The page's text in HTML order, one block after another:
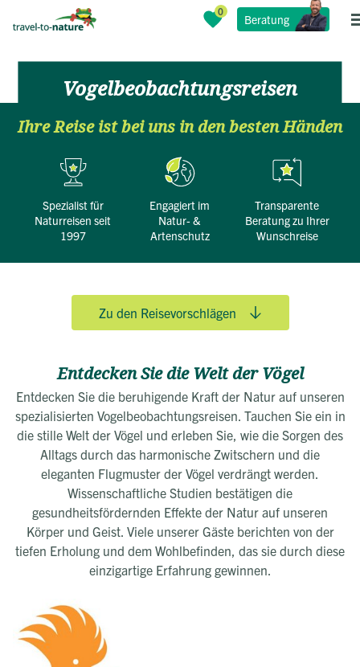
Beratung
Vogelbeobachtungsreisen
Kleine Gruppen für Ornithologen
Ihre Reise ist bei uns in den besten Händen
Spezialist für
Naturreisen seit
1997
engagiert im
Natur- &
Artenschutz
transparente
Beratung zu Ihrer
Wunschreise
Zu den Reisevorschlägen
Entdecken Sie die Welt der Vögel
Entdecken Sie die beruhigende Kraft der Natur auf unseren
spezialisierten Vogelbeobachtungsreisen. Tauchen Sie ein in
die stille Welt der Vögel und erleben Sie, wie die Sorgen des
Alltags durch das harmonische Zwitschern und die
eleganten Flugmuster der Vögel verdrängt werden.
Wissenschaftliche Studien bestätigen die
gesundheitsfördernden Effekte der Natur auf unseren
Körper und Geist. Viele unserer Gäste berichten von der
tiefen Erholung und dem Wohlbefinden, das sie durch diese
einzigartige Erfahrung gewinnen.